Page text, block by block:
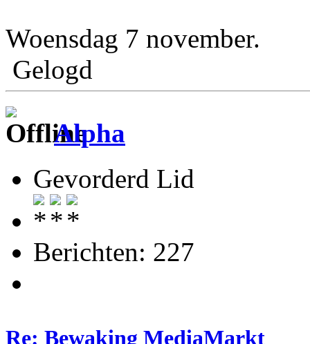
Woensdag 7 november.
Gelogd
Alpha
Gevorderd Lid
Berichten: 227
Re: Bewaking MediaMarkt